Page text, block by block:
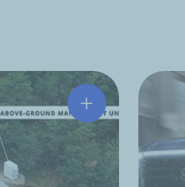
Hutchinson &